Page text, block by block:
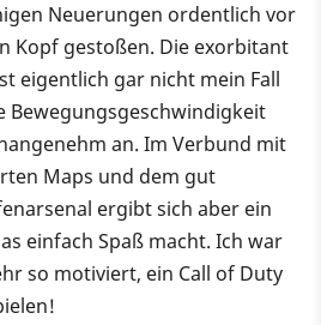
Neuerungen ordentlich vor
Kopf gestoßen. Die exorbitant
eigentlich gar nicht mein Fall
Bewegungsgeschwindigkeit
an. Im Verbund mit
Maps und dem gut
ergibt sich aber ein
einfach Spaß macht. Ich war
so motiviert, ein Call of Duty